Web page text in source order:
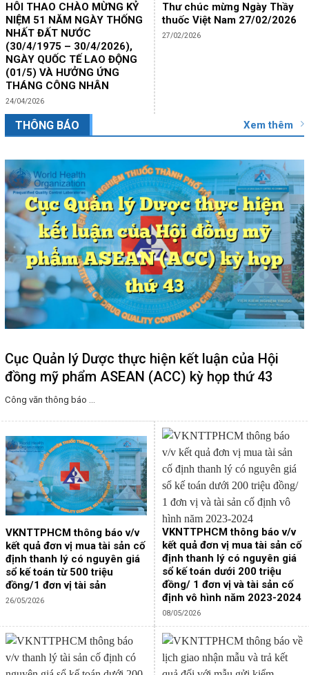
HÔI THAO CHÀO MỪNG KỶ
NIỆM 51 NĂM NGÀY THỐNG
NHẤT ĐẤT NƯỚC
(30/4/1975 – 30/4/2026),
NGÀY QUỐC TẾ LAO ĐỘNG
(01/5) VÀ HƯỞNG ỨNG
THÁNG CÔNG NHÂN
24/04/2026
Thư chúc mừng Ngày Thầy
thuốc Việt Nam 27/02/2026
27/02/2026
THÔNG BÁO Xem thêm
Cục Quản lý Dược thực hiện kết luận của Hội
đồng mỹ phẩm ASEAN (ACC) kỳ họp thứ 43
Công văn thông báo ...
VKNTTPHCM thông báo v/v
kết quả đơn vị mua tài sản cố
định thanh lý có nguyên giá
sổ kế toán từ 500 triệu
đồng/1 đơn vị tài sản
26/05/2026
VKNTTPHCM thông báo v/v
kết quả đơn vị mua tài sản cố
định thanh lý có nguyên giá
sổ kế toán dưới 200 triệu
đồng/ 1 đơn vị và tài sản cố
định vô hình năm 2023-2024
08/05/2026